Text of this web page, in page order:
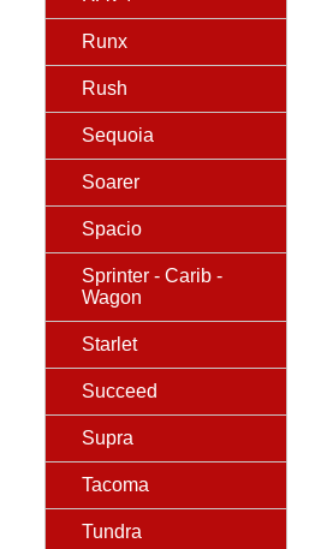
Runx
Rush
Sequoia
Soarer
Spacio
Sprinter - Carib -
Wagon
Starlet
Succeed
Supra
Tacoma
Tundra